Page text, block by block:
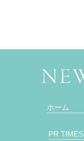
ホーム
PR TIMES